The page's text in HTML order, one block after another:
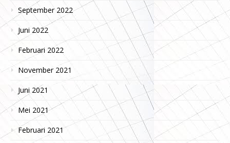
September 2022
Juni 2022
Februari 2022
November 2021
Juni 2021
Mei 2021
Februari 2021